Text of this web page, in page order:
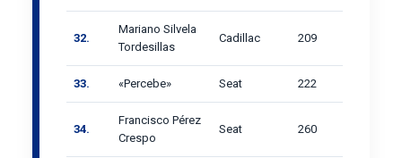
32.
Mariano Silvela
Tordesillas
Cadillac 209
33. «Percebe» Seat 222
34.
Francisco Pérez
Crespo
Seat 260